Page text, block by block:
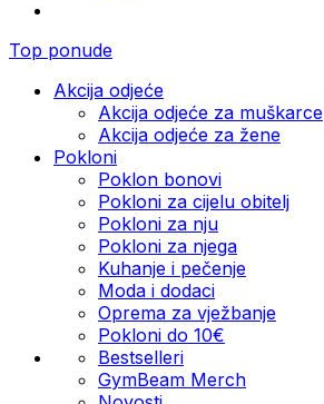
Top ponude
Akcija odjeće
Akcija odjeće za muškarce
Akcija odjeće za žene
Pokloni
Poklon bonovi
Pokloni za cijelu obitelj
Pokloni za nju
Pokloni za njega
Kuhanje i pečenje
Moda i dodaci
Oprema za vježbanje
Pokloni do 10€
Bestselleri
GymBeam Merch